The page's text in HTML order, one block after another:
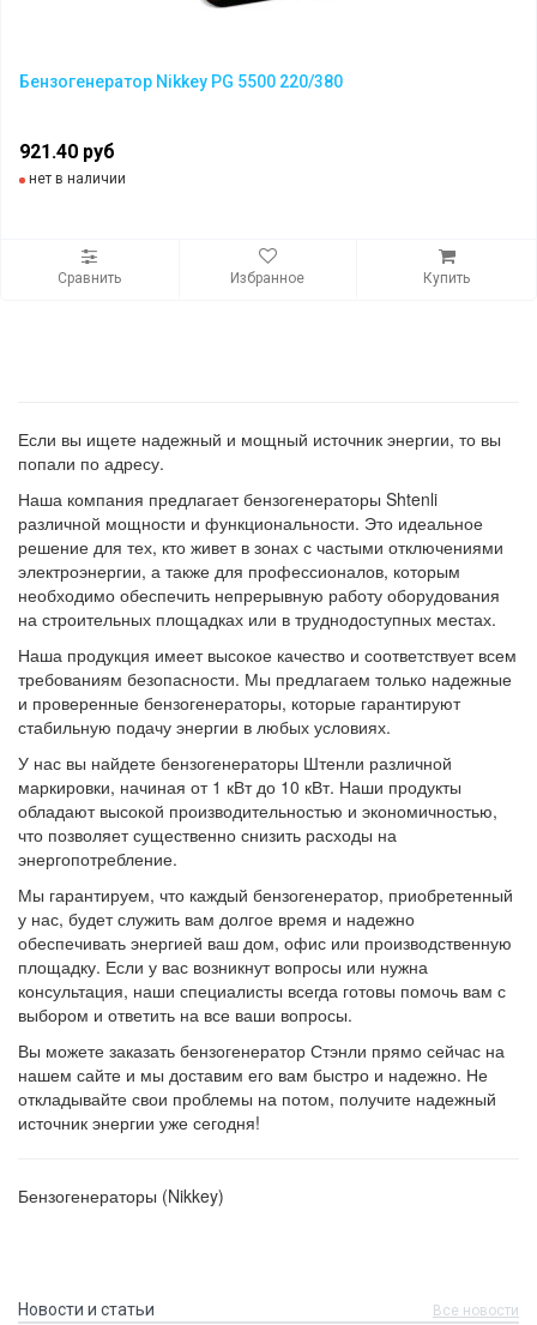
Бензогенератор Nikkey PG 5500 220/380
921.40 руб
нет в наличии
Сравнить Избранное Купить
Если вы ищете надежный и мощный источник энергии, то вы
попали по адресу.
Наша компания предлагает бензогенераторы Shtenli
различной мощности и функциональности. Это идеальное
решение для тех, кто живет в зонах с частыми отключениями
электроэнергии, а также для профессионалов, которым
необходимо обеспечить непрерывную работу оборудования
на строительных площадках или в труднодоступных местах.
Наша продукция имеет высокое качество и соответствует всем
требованиям безопасности. Мы предлагаем только надежные
и проверенные бензогенераторы, которые гарантируют
стабильную подачу энергии в любых условиях.
У нас вы найдете бензогенераторы Штенли различной
маркировки, начиная от 1 кВт до 10 кВт. Наши продукты
обладают высокой производительностью и экономичностью,
что позволяет существенно снизить расходы на
энергопотребление.
Мы гарантируем, что каждый бензогенератор, приобретенный
у нас, будет служить вам долгое время и надежно
обеспечивать энергией ваш дом, офис или производственную
площадку. Если у вас возникнут вопросы или нужна
консультация, наши специалисты всегда готовы помочь вам с
выбором и ответить на все ваши вопросы.
Вы можете заказать бензогенератор Стэнли прямо сейчас на
нашем сайте и мы доставим его вам быстро и надежно. Не
откладывайте свои проблемы на потом, получите надежный
источник энергии уже сегодня!
Бензогенераторы (Nikkey)
Новости и статьи Все новости